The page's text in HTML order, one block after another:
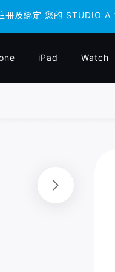
及綁定 您的 STUDIO A
及綁定 您的 STUDIO A
iPad Watch